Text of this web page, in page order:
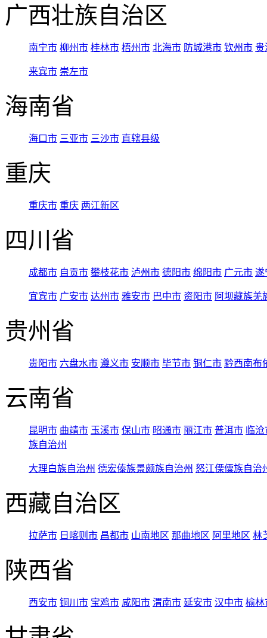
广西壮族自治区
南宁市 柳州市 桂林市 梧州市 北海市 防城港市 钦州市 贵
来宾市 崇左市
海南省
海口市 三亚市 三沙市 直辖县级
重庆
重庆市 重庆 两江新区
四川省
成都市 自贡市 攀枝花市 泸州市 德阳市 绵阳市 广元市 遂
宜宾市 广安市 达州市 雅安市 巴中市 资阳市 阿坝藏族羌
贵州省
贵阳市 六盘水市 遵义市 安顺市 毕节市 铜仁市 黔西南布
云南省
昆明市 曲靖市 玉溪市 保山市 昭通市 丽江市 普洱市 临
族自治州
大理白族自治州 德宏傣族景颇族自治州 怒江傈僳族自治
西藏自治区
拉萨市 日喀则市 昌都市 山南地区 那曲地区 阿里地区 林
陕西省
西安市 铜川市 宝鸡市 咸阳市 渭南市 延安市 汉中市 榆林